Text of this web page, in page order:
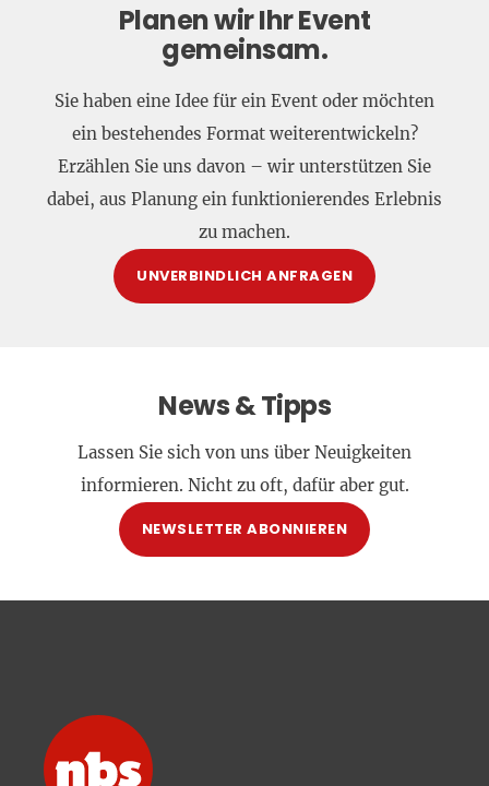
Planen wir Ihr Event
gemeinsam.
Sie haben eine Idee für ein Event oder möchten
ein bestehendes Format weiterentwickeln?
Erzählen Sie uns davon – wir unterstützen Sie
dabei, aus Planung ein funktionierendes Erlebnis
zu machen.
UNVERBINDLICH ANFRAGEN
News & Tipps
Lassen Sie sich von uns über Neuigkeiten
informieren. Nicht zu oft, dafür aber gut.
NEWSLETTER ABONNIEREN